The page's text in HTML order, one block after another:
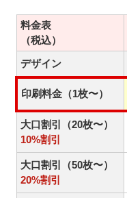
料金表
（税込）
デザイン
印刷料金（1枚〜）
大口割引（20枚〜）
10%割引
大口割引（50枚〜）
20%割引